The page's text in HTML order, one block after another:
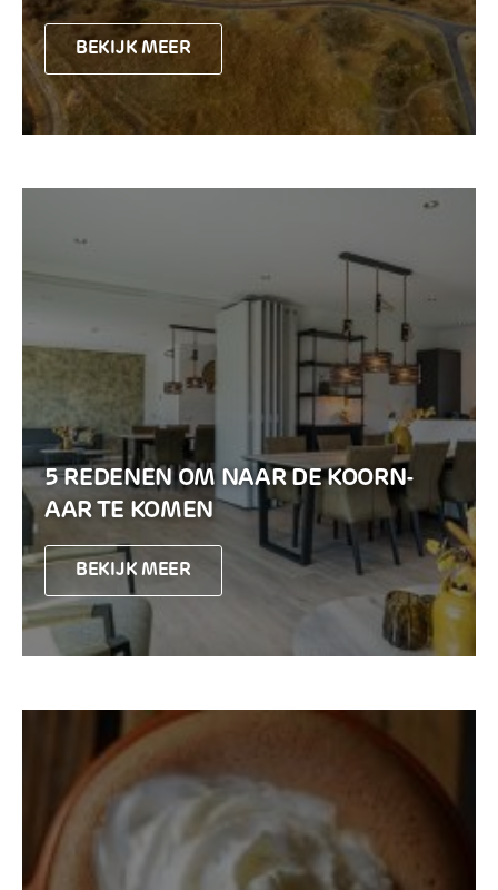
BEKIJK MEER
5 REDENEN OM NAAR DE KOORN-
AAR TE KOMEN
BEKIJK MEER